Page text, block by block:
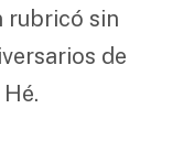
rubricó sin
de